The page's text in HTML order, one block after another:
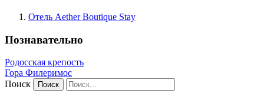
Отель Aether Boutique Stay
Познавательно
Родосская крепость
Гора Филеримос
Поиск